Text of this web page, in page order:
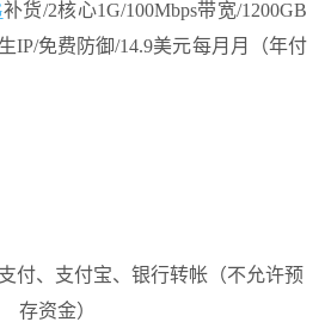
补货/2核心1G/100Mbps带宽/1200GB
IP/免费防御/14.9美元每月月（年付
付、支付宝、银行转帐（不允许预
存资金）